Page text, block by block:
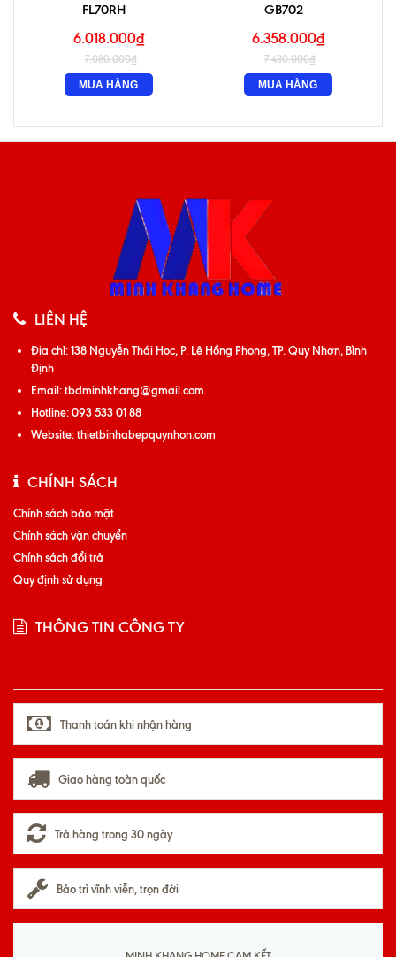
FL70RH
6.018.000₫
7.080.000₫
MUA HÀNG
GB702
6.358.000₫
7.480.000₫
MUA HÀNG
LIÊN HỆ
Địa chỉ:138 Nguyễn Thái Học, P. Lê Hồng Phong, TP. Quy Nhơn, Bình
Định
Email:tbdminhkhang@gmail.com
Hotline:093 533 01 88
Website:thietbinhabepquynhon.com
CHÍNH SÁCH
Chính sách bảo mật
Chính sách vận chuyển
Chính sách đổi trả
Quy định sử dụng
THÔNG TIN CÔNG TY
Thanh toán khi nhận hàng
Giao hàng toàn quốc
Trả hàng trong 30 ngày
Bảo trì vĩnh viễn, trọn đời